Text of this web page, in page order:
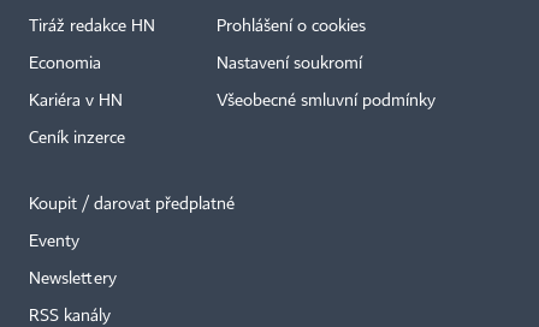
Tiráž redakce HN
Economia
Kariéra v HN
Ceník inzerce
Prohlášení o cookies
Nastavení soukromí
Všeobecné smluvní podmínky
Koupit / darovat předplatné
Eventy
Newslettery
RSS kanály